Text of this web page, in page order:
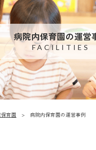
病院内保育園の運営
FACILITIES
育園 病院内保育園の運営事例